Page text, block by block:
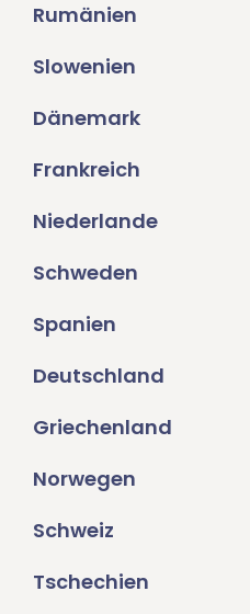
Rumänien
Slowenien
Dänemark
Frankreich
Niederlande
Schweden
Spanien
Deutschland
Griechenland
Norwegen
Schweiz
Tschechien